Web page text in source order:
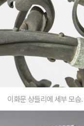
이화문 샹들리에 세부 모